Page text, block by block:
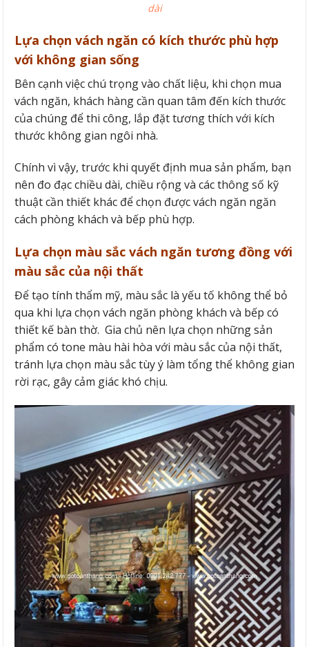
dài
Lựa chọn vách ngăn có kích thước phù hợp
với không gian sống
Bên cạnh việc chú trọng vào chất liệu, khi chọn mua
vách ngăn, khách hàng cần quan tâm đến kích thước
của chúng để thi công, lắp đặt tương thích với kích
thước không gian ngôi nhà.
Chính vì vậy, trước khi quyết định mua sản phẩm, bạn
nên đo đạc chiều dài, chiều rộng và các thông số kỹ
thuật cần thiết khác để chọn được vách ngăn ngăn
cách phòng khách và bếp phù hợp.
Lựa chọn màu sắc vách ngăn tương đồng với
màu sắc của nội thất
Để tạo tính thẩm mỹ, màu sắc là yếu tố không thể bỏ
qua khi lựa chọn vách ngăn phòng khách và bếp có
thiết kế bàn thờ. Gia chủ nên lựa chọn những sản
phẩm có tone màu hài hòa với màu sắc của nội thất,
tránh lựa chọn màu sắc tùy ý làm tổng thể không gian
rời rạc, gây cảm giác khó chịu.